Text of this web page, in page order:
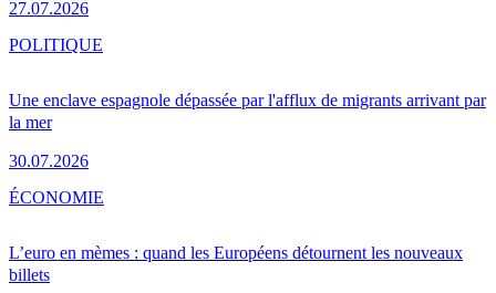
27.07.2026
Une enclave espagnole dépassée par l'afflux de migrants arrivant par
la mer
30.07.2026
POLITIQUE
L’euro en mèmes : quand les Européens détournent les nouveaux
billets
ÉCONOMIE